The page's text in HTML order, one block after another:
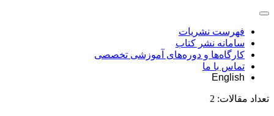
فهرست نشریات
سامانه نشر کتاب
کارگاه‌ها و دوره‌های آموزشی تخصصی
تماس با ما
English
تعداد مقالات: 2